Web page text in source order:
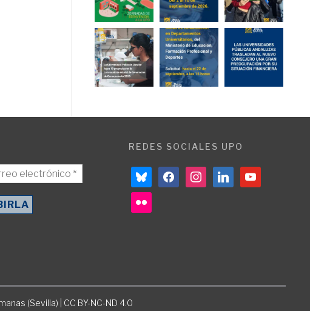
REDES SOCIALES UPO
blueskyfacebookinstagramlinkedin youtube
flickr
(Sevilla) | CC BY-NC-ND 4.0